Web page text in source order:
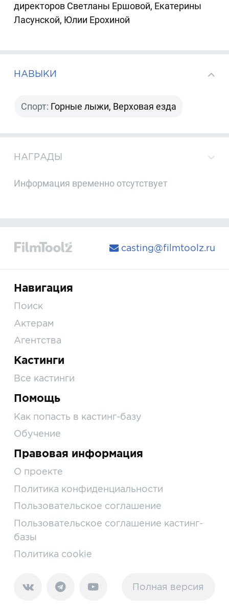
директоров Светланы Ершовой, Екатерины
Ласунской, Юлии Ерохиной
НАВЫКИ
Спорт: Горные лыжи, Верховая езда
НАГРАДЫ
Информация временно отсутствует
casting@filmtoolz.ru
Навигация
Поиск
Актерам
Агентства
Кастинги
Все кастинги
Помощь
Как попасть в кастинг-базу
Обучение
Правовая информация
О проекте
Политика конфиденциальности
Пользовательское соглашение
Пользовательское соглашение кастинг-
базы
Политика cookie
Полная версия